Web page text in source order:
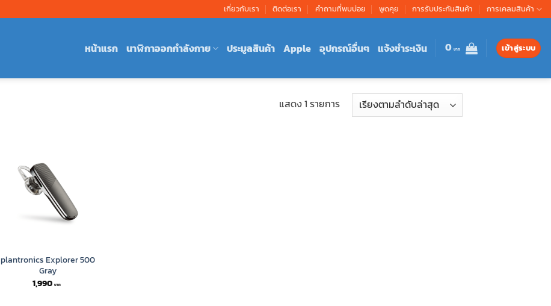
เกี่ยวกับเรา ติดต่อเรา คำถามที่พบบ่อย พูดคุย การรับประกันสินค้า การเคลมสินค้า
หน้าแรก นาฬิกาออกกำลังกาย ประมูลสินค้า Apple อุปกรณ์อื่นๆ แจ้งชำระเงิน 0 เข้าสู่ระบบ
แสดง 1 รายการ
plantronics Explorer 500
Gray
1,990